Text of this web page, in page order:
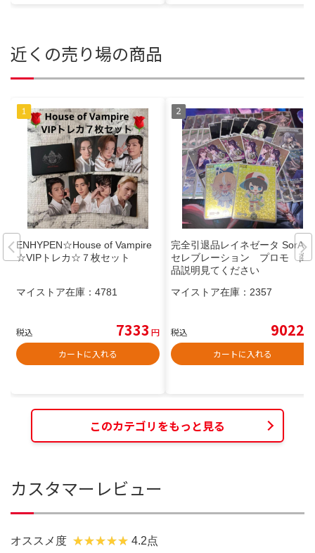
近くの売り場の商品
ENHYPEN☆House of Vampire
☆VIPトレカ☆７枚セット
マイストア在庫： 4781
税込 7333 円
カートに入れる
完全引退品レイネゼータ SorAZ
セレブレーション プロモ 商
品説明見てください
マイストア在庫： 2357
税込 9022
カートに入れる
このカテゴリをもっと見る
カスタマーレビュー
オススメ度 4.2点